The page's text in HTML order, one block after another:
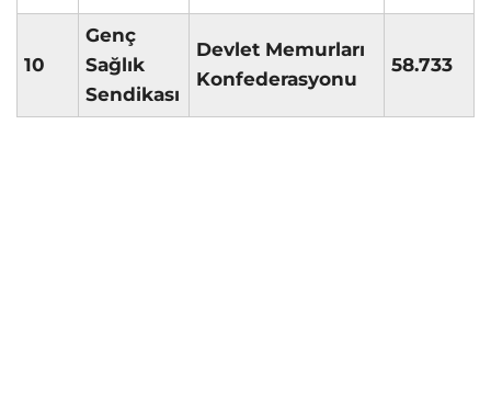
10
Genç
Sağlık
Sendikası
Devlet Memurları
Konfederasyonu
58.733